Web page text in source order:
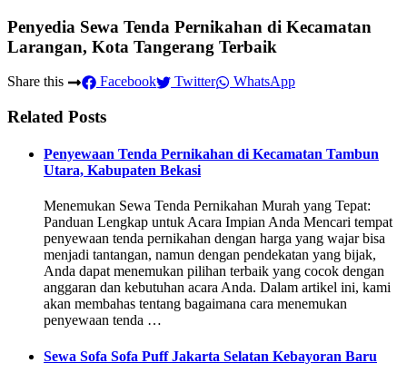
Penyedia Sewa Tenda Pernikahan di Kecamatan
Larangan, Kota Tangerang Terbaik
Share this Facebook Twitter WhatsApp
Related Posts
Penyewaan Tenda Pernikahan di Kecamatan Tambun
Utara, Kabupaten Bekasi
Menemukan Sewa Tenda Pernikahan Murah yang Tepat:
Panduan Lengkap untuk Acara Impian Anda Mencari tempat
penyewaan tenda pernikahan dengan harga yang wajar bisa
menjadi tantangan, namun dengan pendekatan yang bijak,
Anda dapat menemukan pilihan terbaik yang cocok dengan
anggaran dan kebutuhan acara Anda. Dalam artikel ini, kami
akan membahas tentang bagaimana cara menemukan
penyewaan tenda …
Sewa Sofa Sofa Puff Jakarta Selatan Kebayoran Baru